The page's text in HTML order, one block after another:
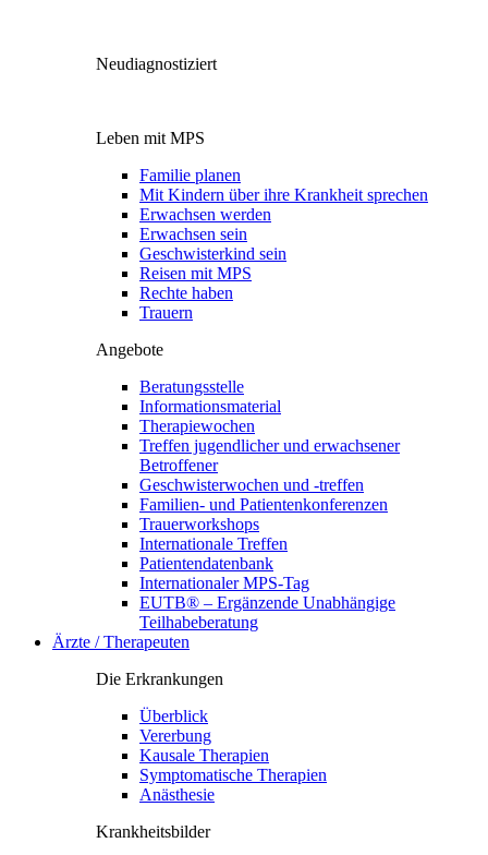
Neudiagnostiziert
Leben mit MPS
Familie planen
Mit Kindern über ihre Krankheit sprechen
Erwachsen werden
Erwachsen sein
Geschwisterkind sein
Reisen mit MPS
Rechte haben
Trauern
Angebote
Beratungsstelle
Informationsmaterial
Therapiewochen
Treffen jugendlicher und erwachsener
Betroffener
Geschwisterwochen und -treffen
Familien- und Patientenkonferenzen
Trauerworkshops
Internationale Treffen
Patientendatenbank
Internationaler MPS-Tag
EUTB® – Ergänzende Unabhängige
Teilhabeberatung
Ärzte / Therapeuten
Die Erkrankungen
Überblick
Vererbung
Kausale Therapien
Symptomatische Therapien
Anästhesie
Krankheitsbilder